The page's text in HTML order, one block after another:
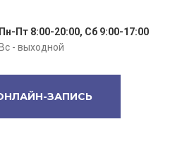
Пн-Пт 8:00-20:00, Сб 9:00-17:00
Вс - выходной
ЗАПИСЬ